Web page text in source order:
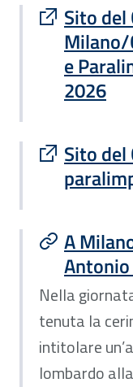
Sito del
Milano/
e
2026
Sito
Sito
Sito
A
Nella
tenuta la
intitolare
lombardo